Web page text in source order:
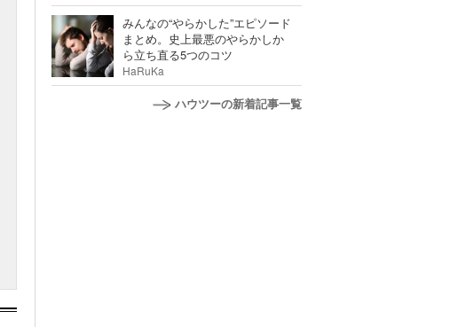
みんなの“やらかした”エピソード
まとめ。史上最悪のやらかしか
ら立ち直る5つのコツ
HaRuKa
ハウツーの新着記事一覧